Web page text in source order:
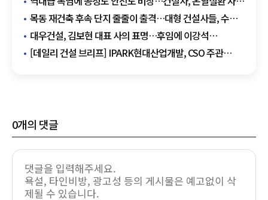
총력
목동 재건축 후속 단지 줄줄이 출격…대형 건설사들, 수주
셈법 분주
대우건설, 김보현 대표 사의 표명…후임에 이강석
대외협력단장 추천
[데일리 건설 브리프] IPARK현대산업개발, CSO 주관
0개의 댓글